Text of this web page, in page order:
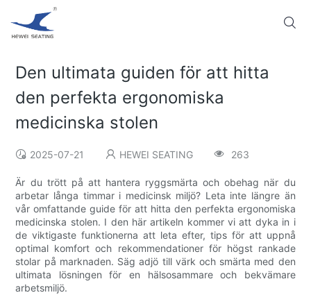
Den ultimata guiden för att hitta
den perfekta ergonomiska
medicinska stolen
2025-07-21 HEWEI SEATING 263
Är du trött på att hantera ryggsmärta och obehag när du
arbetar långa timmar i medicinsk miljö? Leta inte längre än
vår omfattande guide för att hitta den perfekta ergonomiska
medicinska stolen. I den här artikeln kommer vi att dyka in i
de viktigaste funktionerna att leta efter, tips för att uppnå
optimal komfort och rekommendationer för högst rankade
stolar på marknaden. Säg adjö till värk och smärta med den
ultimata lösningen för en hälsosammare och bekvämare
arbetsmiljö.